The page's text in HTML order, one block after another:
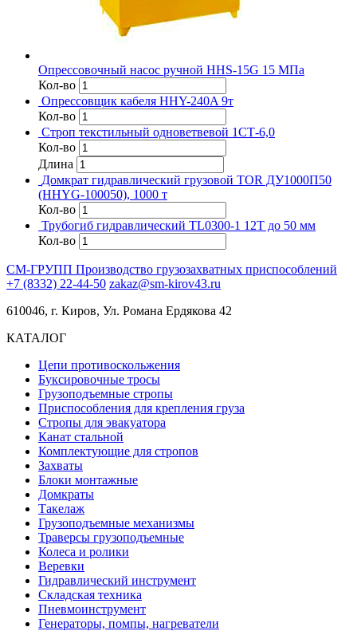
Опрессовочный насос ручной HHS-15G 15 МПа
Кол-во
Опрессовщик кабеля HHY-240A 9т
Кол-во
Строп текстильный одноветвевой 1СТ-6,0
Кол-во
Длина
Домкрат гидравлический грузовой TOR ДУ1000П50
(HHYG-100050), 1000 т
Кол-во
Трубогиб гидравлический TL0300-1 12T до 50 мм
Кол-во
СМ-ГРУПП Производство грузозахватных приспособлений
+7 (8332) 22-44-50 zakaz@sm-kirov43.ru
610046, г. Киров, Ул. Романа Ердякова 42
КАТАЛОГ
Цепи противоскольжения
Буксировочные тросы
Грузоподъемные стропы
Приспособления для крепления груза
Стропы для эвакуатора
Канат стальной
Комплектующие для стропов
Захваты
Блоки монтажные
Домкраты
Такелаж
Грузоподъемные механизмы
Траверсы грузоподъемные
Колеса и ролики
Веревки
Гидравлический инструмент
Складская техника
Пневмоинструмент
Генераторы, помпы, нагреватели